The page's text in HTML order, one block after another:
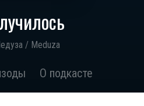
/ Meduza
О подкасте